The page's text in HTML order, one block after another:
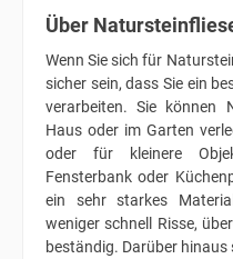
Über
Wenn Sie sich für
sicher sein, dass Sie ein
verarbeiten. Sie können
Haus oder im Garten
oder für kleinere
Fensterbank oder
ein sehr starkes
weniger schnell Risse,
beständig. Darüber